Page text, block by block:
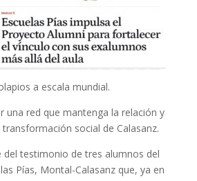
a escala mundial.
una red que mantenga la relación y
social de Calasanz.
del testimonio de tres alumnos del
Pías, Montal-Calasanz que, ya en